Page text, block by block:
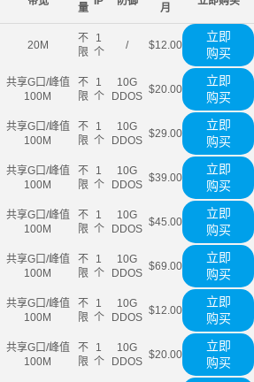
量
月
20M
不
限
1
个
/ $12.00
立即
购买
共享G口/峰值
100M
不
限
1
个
10G
DDOS
$20.00
立即
购买
共享G口/峰值
100M
不
限
1
个
10G
DDOS
$29.00
立即
购买
共享G口/峰值
100M
不
限
1
个
10G
DDOS
$39.00
立即
购买
共享G口/峰值
100M
不
限
1
个
10G
DDOS
$45.00
立即
购买
共享G口/峰值
100M
不
限
1
个
10G
DDOS
$69.00
立即
购买
共享G口/峰值
100M
不
限
1
个
10G
DDOS
$12.00
立即
购买
共享G口/峰值
100M
不
限
1
个
10G
DDOS
$20.00
立即
购买